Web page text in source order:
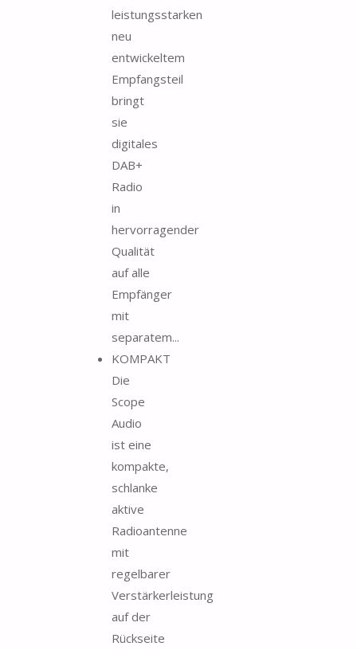
leistungsstarken
neu
entwickeltem
Empfangsteil
bringt
sie
digitales
DAB+
Radio
in
hervorragender
Qualität
auf alle
Empfänger
mit
separatem...
KOMPAKT
Die
Scope
Audio
ist eine
kompakte,
schlanke
aktive
Radioantenne
mit
regelbarer
Verstärkerleistung
auf der
Rückseite